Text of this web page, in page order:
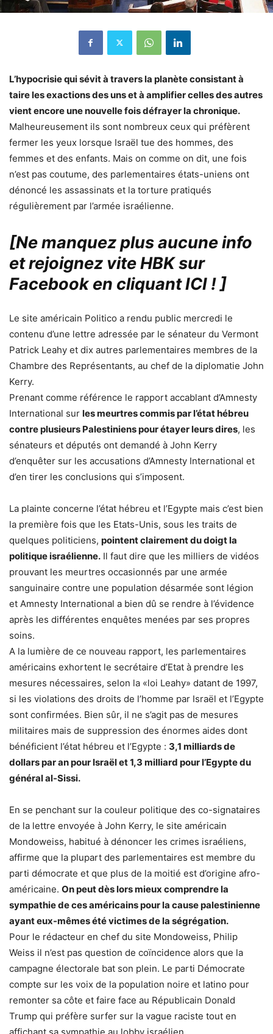
L’hypocrisie qui sévit à travers la planète consistant à
taire les exactions des uns et à amplifier celles des autres
vient encore une nouvelle fois défrayer la chronique.
Malheureusement ils sont nombreux ceux qui préfèrent
fermer les yeux lorsque Israël tue des hommes, des
femmes et des enfants. Mais on comme on dit, une fois
n’est pas coutume, des parlementaires états-uniens ont
dénoncé les assassinats et la torture pratiqués
régulièrement par l’armée israélienne.
[Ne manquez plus aucune info
et rejoignez vite HBK sur
Facebook en cliquant ICI !]
Le site américain Politico a rendu public mercredi le
contenu d’une lettre adressée par le sénateur du Vermont
Patrick Leahy et dix autres parlementaires membres de la
Chambre des Représentants, au chef de la diplomatie John
Kerry.
Prenant comme référence le rapport accablant d’Amnesty
International sur les meurtres commis par l’état hébreu
contre plusieurs Palestiniens pour étayer leurs dires, les
sénateurs et députés ont demandé à John Kerry
d’enquêter sur les accusations d’Amnesty International et
d’en tirer les conclusions qui s’imposent.
La plainte concerne l’état hébreu et l’Egypte mais c’est bien
la première fois que les Etats-Unis, sous les traits de
quelques politiciens, pointent clairement du doigt la
politique israélienne. Il faut dire que les milliers de vidéos
prouvant les meurtres occasionnés par une armée
sanguinaire contre une population désarmée sont légion
et Amnesty International a bien dû se rendre à l’évidence
après les différentes enquêtes menées par ses propres
soins.
A la lumière de ce nouveau rapport, les parlementaires
américains exhortent le secrétaire d’Etat à prendre les
mesures nécessaires, selon la «loi Leahy» datant de 1997,
si les violations des droits de l’homme par Israël et l’Egypte
sont confirmées. Bien sûr, il ne s’agit pas de mesures
militaires mais de suppression des énormes aides dont
bénéficient l’état hébreu et l’Egypte : 3,1 milliards de
dollars par an pour Israël et 1,3 milliard pour l’Egypte du
général al-Sissi.
En se penchant sur la couleur politique des co-signataires
de la lettre envoyée à John Kerry, le site américain
Mondoweiss, habitué à dénoncer les crimes israéliens,
affirme que la plupart des parlementaires est membre du
parti démocrate et que plus de la moitié est d’origine afro-
américaine. On peut dès lors mieux comprendre la
sympathie de ces américains pour la cause palestinienne
ayant eux-mêmes été victimes de la ségrégation.
Pour le rédacteur en chef du site Mondoweiss, Philip
Weiss il n’est pas question de coïncidence alors que la
campagne électorale bat son plein. Le parti Démocrate
compte sur les voix de la population noire et latino pour
remonter sa côte et faire face au Républicain Donald
Trump qui préfère surfer sur la vague raciste tout en